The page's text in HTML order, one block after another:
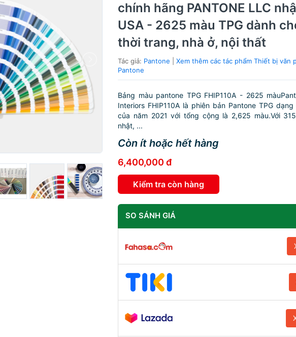
chính hãng PANTONE LLC
USA - 2625 màu TPG dành
thời trang, nhà ở, nội thất
Tác giả: Pantone |Xem thêm các tác phẩm Thiết bị văn
Pantone
Bảng màu pantone TPG FHIP110A - 2625
Interiors FHIP110A là phiên bản Pantone TPG
của năm 2021 với tổng cộng là 2,625 màu.Với
nhật, ...
Còn ít hoặc hết hàng
6,400,000 đ
Kiểm tra còn hàng
SO SÁNH GIÁ